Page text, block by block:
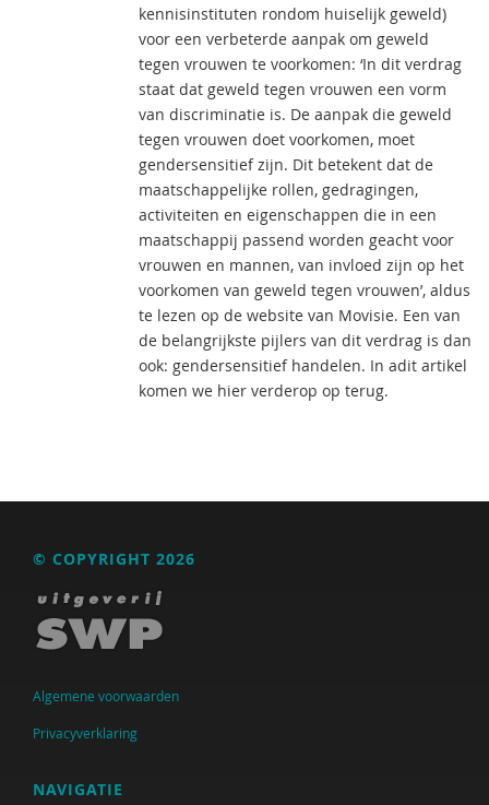
kennisinstituten rondom huiselijk geweld)
voor een verbeterde aanpak om geweld
tegen vrouwen te voorkomen: ‘In dit verdrag
staat dat geweld tegen vrouwen een vorm
van discriminatie is. De aanpak die geweld
tegen vrouwen doet voorkomen, moet
gendersensitief zijn. Dit betekent dat de
maatschappelijke rollen, gedragingen,
activiteiten en eigenschappen die in een
maatschappij passend worden geacht voor
vrouwen en mannen, van invloed zijn op het
voorkomen van geweld tegen vrouwen’, aldus
te lezen op de website van Movisie. Een van
de belangrijkste pijlers van dit verdrag is dan
ook: gendersensitief handelen. In adit artikel
komen we hier verderop op terug.
© COPYRIGHT 2026
Algemene voorwaarden
Privacyverklaring
NAVIGATIE